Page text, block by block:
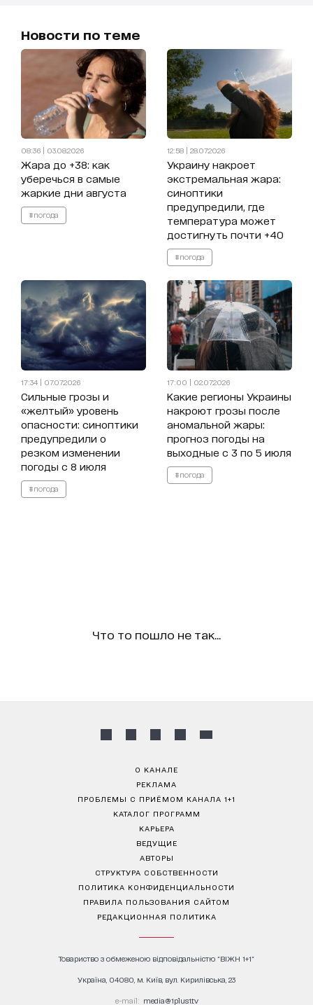
Новости по теме
08:36 | 03.08.2026
Жара до +38: как
уберечься в самые
жаркие дни августа
#погода
12:58 | 28.07.2026
Украину накроет
экстремальная жара:
синоптики
предупредили, где
температура может
достигнуть почти +40
#погода
17:34 | 07.07.2026
Сильные грозы и
«желтый» уровень
опасности: синоптики
предупредили о
резком изменении
погоды с 8 июля
#погода
17:00 | 02.07.2026
Какие регионы Украины
накроют грозы после
аномальной жары:
прогноз погоды на
выходные с 3 по 5 июля
#погода
Что то пошло не так...
О КАНАЛЕ
РЕКЛАМА
ПРОБЛЕМЫ С ПРИЁМОМ КАНАЛА 1+1
КАТАЛОГ ПРОГРАММ
КАРЬЕРА
ВЕДУЩИЕ
АВТОРЫ
СТРУКТУРА СОБСТВЕННОСТИ
ПОЛИТИКА КОНФИДЕНЦИАЛЬНОСТИ
ПРАВИЛА ПОЛЬЗОВАНИЯ САЙТОМ
РЕДАКЦИОННАЯ ПОЛИТИКА
Товариство з обмеженою відповідальністю "ВІЖН 1+1"
Україна, 04080, м. Київ, вул. Кирилівська, 23
е-mail: media@1plus1.tv